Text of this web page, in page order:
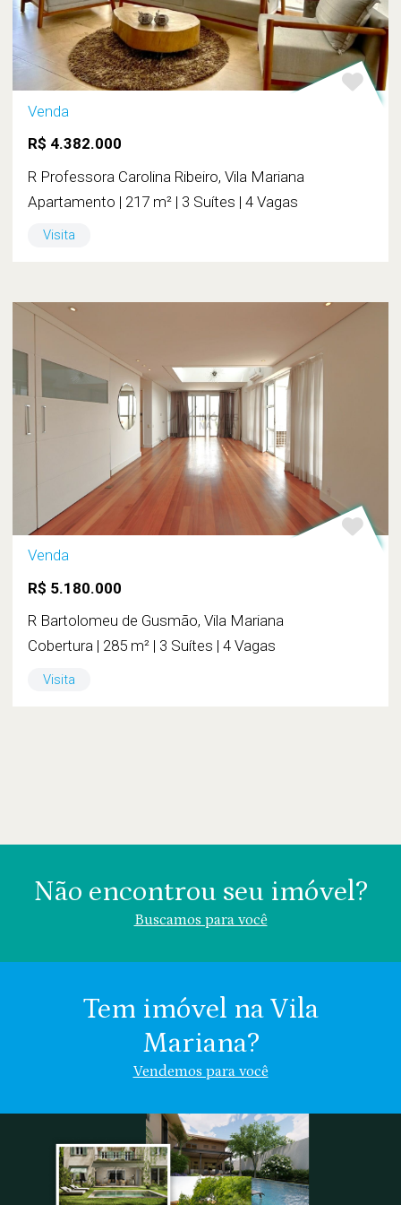
Venda
R$ 4.382.000
R Professora Carolina Ribeiro, Vila Mariana
Apartamento | 217 m² | 3 Suítes | 4 Vagas
Visita
Venda
R$ 5.180.000
R Bartolomeu de Gusmão, Vila Mariana
Cobertura | 285 m² | 3 Suítes | 4 Vagas
Visita
Não encontrou seu imóvel?
Buscamos para você
Valor (R$)
Vila Mariana
Chácara Klabin
Chácara
Inglesa
Vila
Clementino
Indiferente
Tem imóvel na Vila
Mariana?
Vendemos para você
Nome